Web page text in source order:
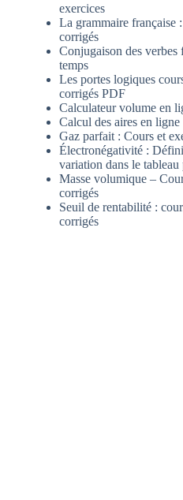
exercices
La grammaire française
corrigés
Conjugaison des verbes
temps
Les portes logiques
corrigés PDF
Calculateur volume en
Calcul des aires en ligne
Gaz parfait : Cours et
Électronégativité :
variation dans le
Masse volumique –
corrigés
Seuil de rentabilité :
corrigés